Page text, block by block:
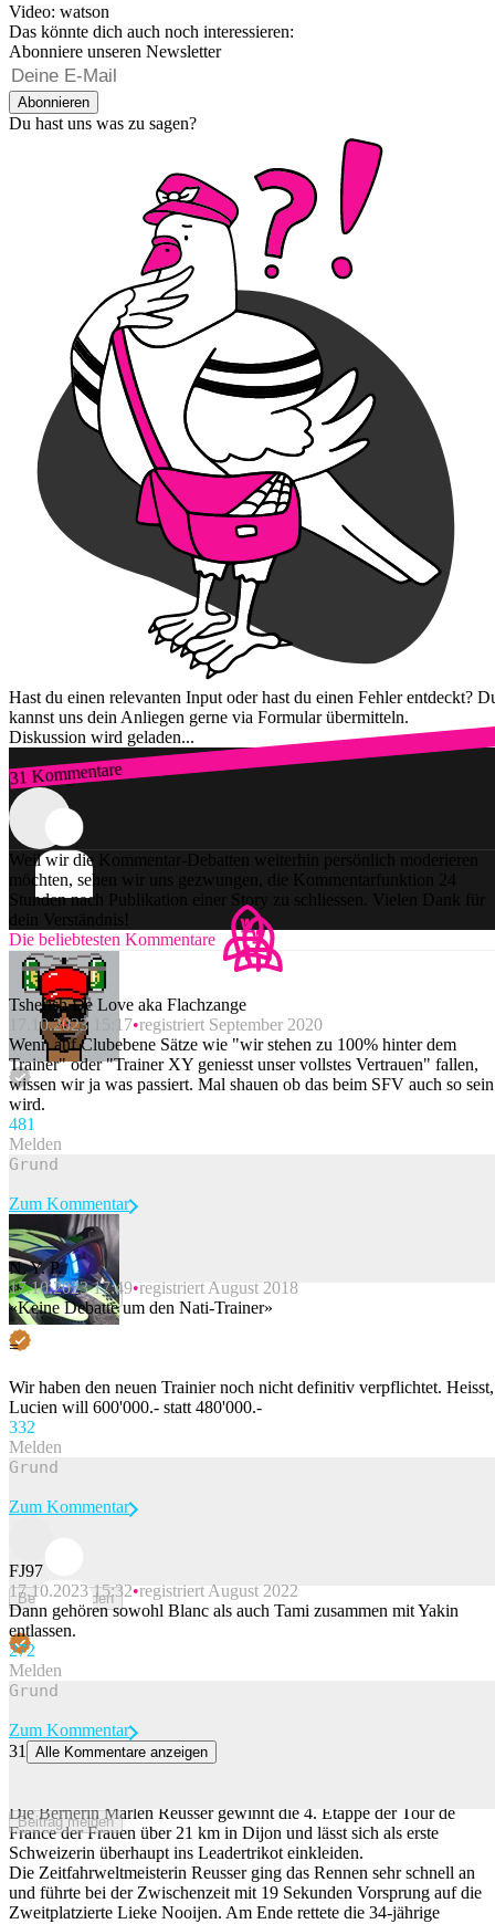
Video: watson
Das könnte dich auch noch interessieren:
Abonniere unseren Newsletter
Abonnieren
Du hast uns was zu sagen?
Hast du einen relevanten Input oder hast du einen Fehler entdeckt?
kannst uns dein Anliegen gerne via Formular übermitteln.
Diskussion wird geladen...
31 Kommentare
Zum Login
Weil wir die Kommentar-Debatten weiterhin persönlich moderieren
möchten, sehen wir uns gezwungen, die Kommentarfunktion 24
Stunden nach Publikation einer Story zu schliessen. Vielen Dank für
dein Verständnis!
Die beliebtesten Kommentare
Tsherish De Love aka Flachzange
17.10.2023 15:17 registriert September 2020
Wenn auf Clubebene Sätze wie "wir stehen zu 100% hinter dem
Trainer" oder "Trainer XY geniesst unser vollstes Vertrauen" fallen,
wissen wir ja was passiert. Mal shauen ob das beim SFV auch so sein
wird.
481
Melden
Beitrag melden
Zum Kommentar
N. Y. P.
17.10.2023 17:49 registriert August 2018
«Keine Debatte um den Nati-Trainer»
=
Wir haben den neuen Trainier noch nicht definitiv verpflichtet. Heisst,
Lucien will 600'000.- statt 480'000.-
332
Melden
Beitrag melden
Zum Kommentar
FJ97
17.10.2023 15:32 registriert August 2022
Dann gehören sowohl Blanc als auch Tami zusammen mit Yakin
entlassen.
272
Melden
Beitrag melden
Zum Kommentar
31
Alle Kommentare anzeigen
Die Bernerin Marlen Reusser gewinnt die 4. Etappe der Tour de
France der Frauen über 21 km in Dijon und lässt sich als erste
Schweizerin überhaupt ins Leadertrikot einkleiden.
Die Zeitfahrweltmeisterin Reusser ging das Rennen sehr schnell an
und führte bei der Zwischenzeit mit 19 Sekunden Vorsprung auf die
Zweitplatzierte Lieke Nooijen. Am Ende rettete die 34-jährige